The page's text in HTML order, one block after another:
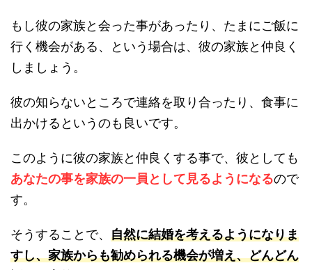
もし彼の家族と会った事があったり、たまにご飯に
行く機会がある、という場合は、彼の家族と仲良く
しましょう。
彼の知らないところで連絡を取り合ったり、食事に
出かけるというのも良いです。
このように彼の家族と仲良くする事で、彼としても
あなたの事を家族の一員として見るようになるので
す。
そうすることで、 自然に結婚を考えるようになりま
すし、家族からも勧められる機会が増え、どんどん